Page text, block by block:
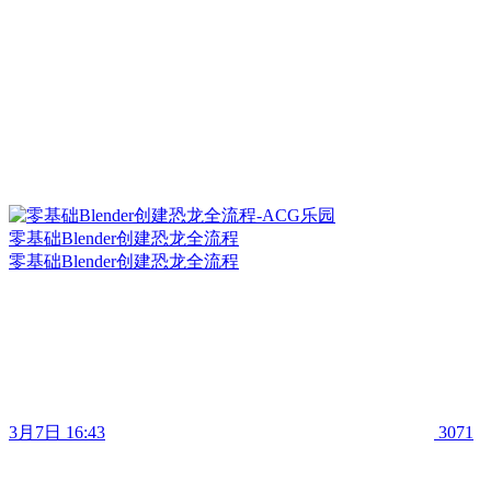
零基础Blender创建恐龙全流程
零基础Blender创建恐龙全流程
3月7日 16:43 3071